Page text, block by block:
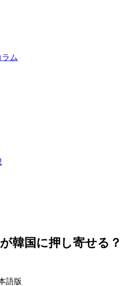
ラム
韓国に押し寄せる？
語版